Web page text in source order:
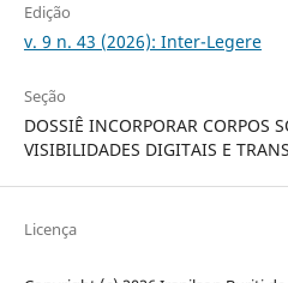
Edição
v. 9 n. 43 (2026): Inter-Legere
Seção
DOSSIÊ INCORPORAR CORPOS
VISIBILIDADES DIGITAIS E
Licença